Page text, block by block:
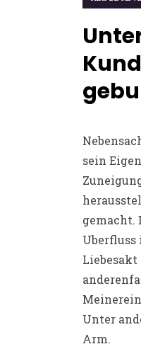
sein
gemacht.
Uberfluss
Liebesakt
Unter
Arm.